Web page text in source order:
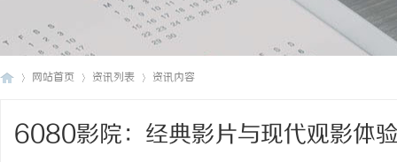
网站首页 资讯列表 资讯内容
6080影院：经典影片与现代观影体